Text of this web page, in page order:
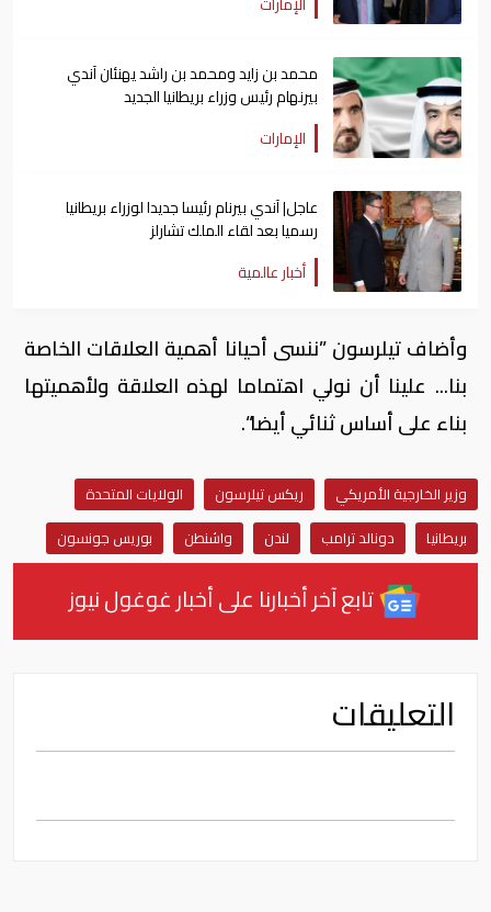
محمد بن زايد ومحمد بن راشد يهنئان آندي
بيرنهام رئيس وزراء بريطانيا الجديد
الإمارات
عاجل| آندي بيرنام رئيسا جديدا لوزراء بريطانيا
رسميا بعد لقاء الملك تشارلز
أخبار عالمية
وأضاف تيلرسون ”ننسى أحيانا أهمية العلاقات الخاصة
بنا... علينا أن نولي اهتماما لهذه العلاقة ولأهميتها
بناء على أساس ثنائي أيضا“.
وزير الخارجية الأمريكي ريكس تيلرسون
الولايات المتحدة
بريطانيا
دونالد ترامب لندن واشنطن بوريس جونسون
تابع آخر أخبارنا على أخبار غوغول نيوز
التعليقات